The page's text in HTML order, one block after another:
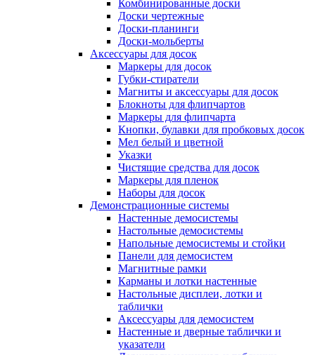
Комбинированные доски
Доски чертежные
Доски-планинги
Доски-мольберты
Аксессуары для досок
Маркеры для досок
Губки-стиратели
Магниты и аксессуары для досок
Блокноты для флипчартов
Маркеры для флипчарта
Кнопки, булавки для пробковых досок
Мел белый и цветной
Указки
Чистящие средства для досок
Маркеры для пленок
Наборы для досок
Демонстрационные системы
Настенные демосистемы
Настольные демосистемы
Напольные демосистемы и стойки
Панели для демосистем
Магнитные рамки
Карманы и лотки настенные
Настольные дисплеи, лотки и
таблички
Аксессуары для демосистем
Настенные и дверные таблички и
указатели